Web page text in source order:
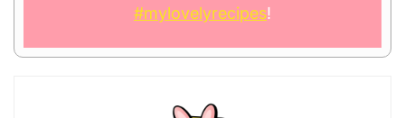
#mylovelyrecipes!